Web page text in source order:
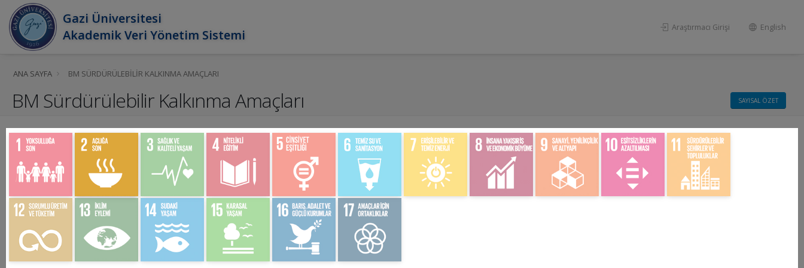
Gazi Üniversitesi
Akademik Veri Yönetim Sistemi
Araştırmacı Girişi English
ANA SAYFA BM SÜRDÜRÜLEBILIR KALKINMA AMAÇLARI
BM Sürdürülebilir Kalkınma Amaçları SAYISAL ÖZET